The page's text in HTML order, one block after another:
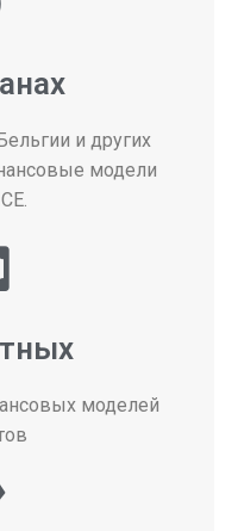
и других
модели
моделей